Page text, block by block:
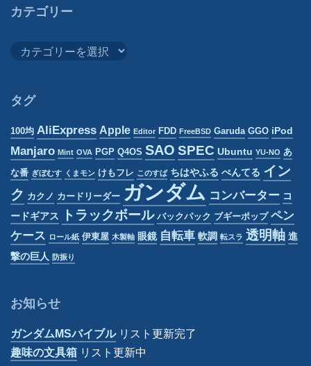
イ
カテゴリー
リ
タグ
100均 AliExpress Apple Editor FDD FreeBSD Garuda GGO iPod
Manjaro Mint OVA PGP Q4OS SAO SPEC Ubuntu YU-NO あ
な番 ぎぼむす くまモン けもフレ このすば ちはやふる ぺんてる イン
ク カクノ カードリーダー ガンダム コンバーター コ
ードギアス
トラックボール バックパック ブギーポップ ペン
ケース ロール紙 伊東屋 木製軸 眼鏡 自転車 軟調 転スラ 透明軸 進
撃の巨人
防振り
お知らせ
ガンダムMSバイブルリスト更新完了
趣味の文具箱 リスト更新中